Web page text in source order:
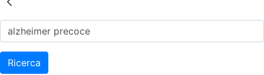
Ricerca